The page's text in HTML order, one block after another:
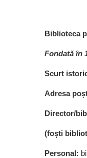
Biblioteca
Fondată în
Scurt
Adresa
Director/
(foști
Personal: